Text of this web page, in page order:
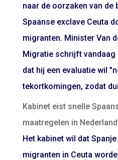
naar de oorzaken van de
Spaanse exclave Ceuta
migranten. Minister Van
Migratie schrijft vandaag
dat hij een evaluatie wil
tekortkomingen, zodat
Kabinet eist snelle
maatregelen in Nederland
Het kabinet wil dat
migranten in Ceuta